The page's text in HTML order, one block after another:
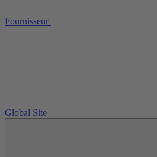
Fournisseur
Global Site